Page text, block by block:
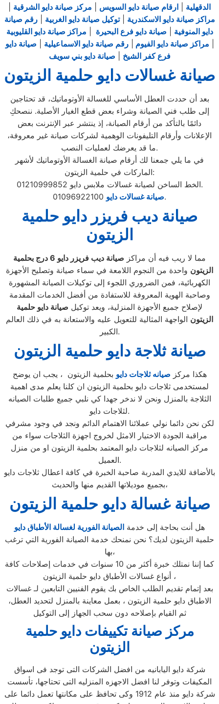
الدقهلية
ارقام صيانة دايو السويس مركز صيانة دايو الشرقية
مراكز صيانة دايو الاسكندرية |توكيل صيانة دايو الغربية |رقم صيانة
دايو المنوفية
صيانة دايو فرع البحيرة
مراكز صيانة دايو القليوبية
مراكز صيانة دايو الفيوم |رقم صيانة دايو الاسماعيلية
صيانة دايو
فرع كفر الشيخ
صيانة دايو بني سويف
صيانة غسالات دايو حلمية الزيتون
بعد أن حددت العطل الأساسي للغسالة الأوتوماتيك، قد تحتاجين
إلى طلب فني الصيانة وشراء بعض قطع الغيار الأصلية. ننصحكِ
دائمًا بالتأكد من أرقام الصيانة، إذ ينتشر عبر الإنترنت بعض
الإعلانات وأرقام التليفونات الوهمية لشركات صيانة غير معروفة،
ما قد يعرضك لعمليات النصب.
في ما يلي جمعنا لك أرقام صيانة الغسالة الأوتوماتيك لأشهر
الماركات في حلمية الزيتون:
الخط الساخن لصيانة غسالات ملابس دايو 01210999852.
صيانة غسالات دايو01096922100.
صيانة ديب فريزر دايو حلمية
الزيتون
مما لا ريب فيه أن مراكز صيانة ديب فريزر دايو
درج بحلمية
الزيتون واحدة من النجوم اللامعة في سماء صيانة وتصليح الأجهزة
الكهربائية، فمن الضروري اللجوء إلى توكيلات الصيانة المشهورة
وصاحبة الهوية المعروفة للاستفادة من أفضل الخدمات المقدمة
لإصلاح جميع الأجهزة المنزلية، ويعد توكيل صيانة دايو حلمية
الزيتون الواجهة المثالية للتعويل عليه والاستعانة به في ذلك العالم
الكبير.
صيانة ثلاجة دايو حلمية الزيتون
هكذا مركز صيانه ثلاجات دايو بحلمية الزيتون ، يجب ان يوضح
لمستخدمى ثلاجات دايو بحلمية الزيتون ان كلنا يعلم مدى اهمية
الثلاجة بالمنزل ونحن لا ندخر جهدا كي نلبي جميع طلبات الصيانه
لثلاجات دايو.
لكن نحن دائما نولي عملائنا الاهتمام الدائم ونجد في وجود مشرفي
مراقبة الجودة الاختيار الامثل لخروج اجهزة الثلاجات سواء من
مركز الصيانه لثلاجات دايو المعتمد بحلمية الزيتون او من منزل
العميل.
بالأضافة للايدي المدربة صاحبة الخبرة في كافة اعطال ثلاجات دايو
بجميع موديلاتها القديم منها والحديث،
صيانة غسالة دايو حلمية الزيتون
هل أنت بحاجة إلى خدمة الصيانة الفورية لغسالة الأطباق دايو
حلمية الزيتون لديك؟ نحن نمنحك خدمة الصيانة الفورية التي ترغب
بها،
كما إننا نمتلك خبرة أكثر من 10 سنوات في خدمات إصلاحات كافة
أنواع غسالات الأطباق دايو حلمية الزيتون ،
بعد إتمام تقديم الطلب الخاص بك يقوم الفنيين التابعين لـ غسالات
الاطباق دايو حلمية الزيتون ، بعمل معاينة بالمنزل لتحديد العطل،
ثم القيام بإصلاحه دون سحب الجهاز إلى التوكيل
مركز صيانة تكييفات دايو حلمية
الزيتون
شركة دايو اليابانيه من افضل الشركات التى توجد فى اسواق
المكيفات وتوفر لنا افضل الاجهزه المنزليه التى تحتاجها، تأسست
شركة دايو منذ عام 1912 وكى تحافظ على مكانتها تعمل دائما على